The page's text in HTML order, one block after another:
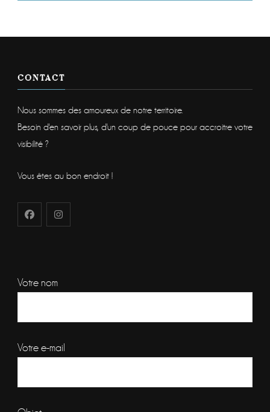
CONTACT
Nous sommes des amoureux de notre territoire.
Besoin d'en savoir plus, d'un coup de pouce pour accroitre votre
visibilité ?
Vous êtes au bon endroit !
Votre nom
Votre e-mail